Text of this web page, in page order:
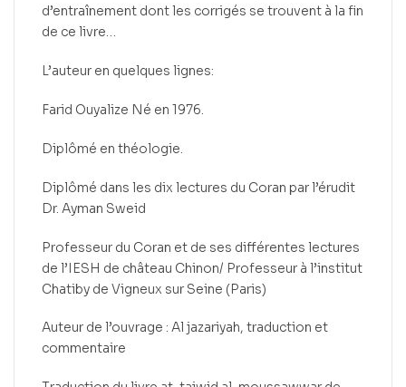
d’entraînement dont les corrigés se trouvent à la fin
de ce livre…
L’auteur en quelques lignes:
Farid Ouyalize Né en 1976.
Diplômé en théologie.
Diplômé dans les dix lectures du Coran par l’érudit
Dr. Ayman Sweid
Professeur du Coran et de ses différentes lectures
de l’IESH de château Chinon/ Professeur à l’institut
Chatiby de Vigneux sur Seine (Paris)
Auteur de l’ouvrage : Al jazariyah, traduction et
commentaire